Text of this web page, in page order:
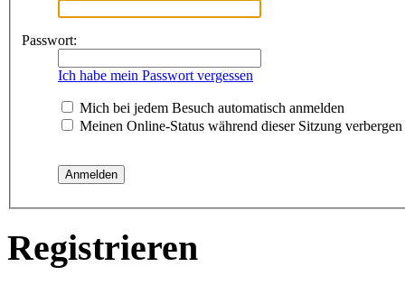
Passwort:
Ich habe mein Passwort vergessen
Mich bei jedem Besuch automatisch anmelden
Meinen Online-Status während dieser Sitzung verbergen
Registrieren